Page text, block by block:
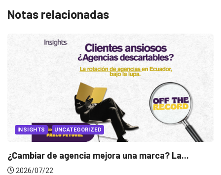
Notas relacionadas
INSIGHTS UNCATEGORIZED
¿Cambiar de agencia mejora una marca? La...
2026/07/22